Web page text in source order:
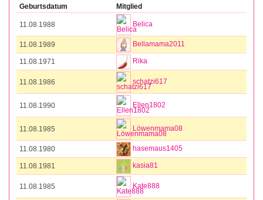
Geburtsdatum Mitglied
11.08.1988 Belica
11.08.1989 Bellamama2011
11.08.1971 Rika
11.08.1986 schatzi617
11.08.1990 Ellen1802
11.08.1985 Löwenmama08
11.08.1980 hasemaus1405
11.08.1981 kasia81
11.08.1985 Kate888